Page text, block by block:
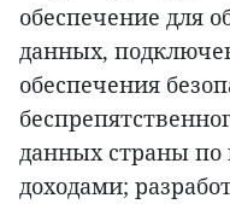
обеспечение для
данных,
обеспечения
данных страны по
доходами;